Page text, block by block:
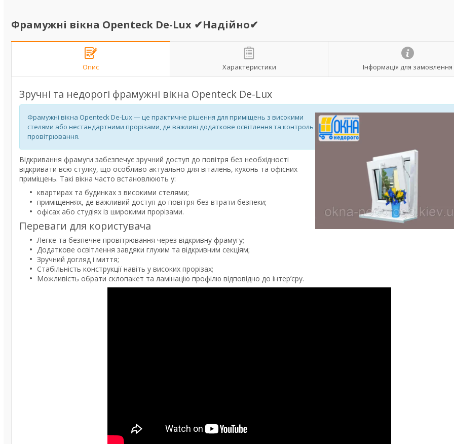
Фрамужні вікна Openteck De-Lux ✔Надійно✔
Опис Характеристики Інформація для замовлення
Зручні та недорогі фрамужні вікна Openteck De-Lux
Фрамужні вікна Openteck De-Lux — це практичне рішення для приміщень з високими
стелями або нестандартними прорізами, де важливі додаткове освітлення та контроль
провітрювання.
Відкривання фрамуги забезпечує зручний доступ до повітря без необхідності
відкривати всю стулку, що особливо актуально для віталень, кухонь та офісних
приміщень. Такі вікна часто встановлюють у:
квартирах та будинках з високими стелями;
приміщеннях, де важливий доступ до повітря без втрати безпеки;
офісах або студіях із широкими прорізами.
Переваги для користувача
Легке та безпечне провітрювання через відкривну фрамугу;
Додаткове освітлення завдяки глухим та відкривним секціям;
Зручний догляд і миття;
Стабільність конструкції навіть у високих прорізах;
Можливість обрати склопакет та ламінацію профілю відповідно до інтер’єру.